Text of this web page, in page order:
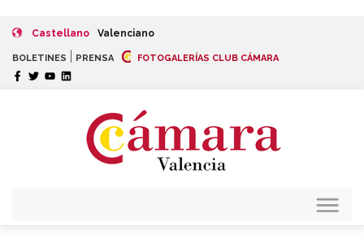
Castellano Valenciano
BOLETINES PRENSA FOTOGALERÍAS CLUB CÁMARA